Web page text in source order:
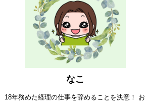
なこ
18年務めた経理の仕事を辞めることを決意！ お